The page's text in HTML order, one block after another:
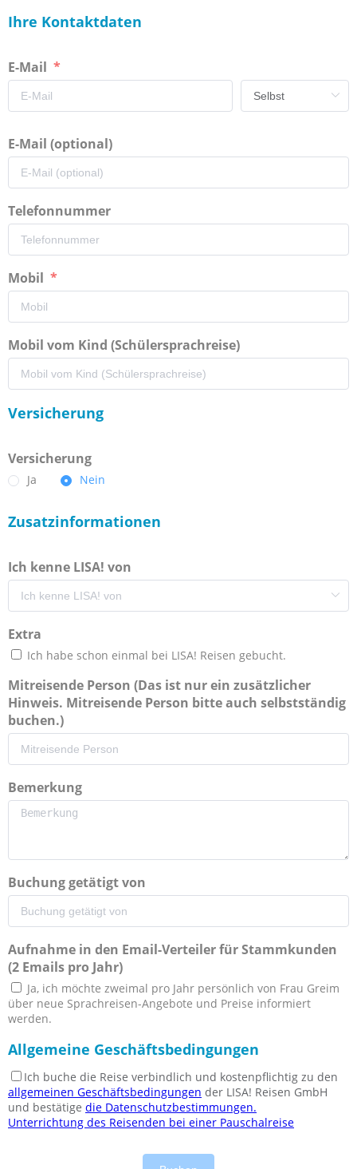
Ihre Kontaktdaten
E-Mail
E-Mail (optional)
Telefonnummer
Mobil
Mobil vom Kind (Schülersprachreise)
Versicherung
Versicherung
Ja Nein
Zusatzinformationen
Ich kenne LISA! von
Extra
Ich habe schon einmal bei LISA! Reisen gebucht.
Mitreisende Person (Das ist nur ein zusätzlicher
Hinweis. Mitreisende Person bitte auch selbstständig
buchen.)
Bemerkung
Buchung getätigt von
Aufnahme in den Email-Verteiler für Stammkunden
(2 Emails pro Jahr)
Ja, ich möchte zweimal pro Jahr persönlich von Frau Greim
über neue Sprachreisen-Angebote und Preise informiert
werden.
Allgemeine Geschäftsbedingungen
Ich buche die Reise verbindlich und kostenpflichtig zu den
allgemeinen Geschäftsbedingungen der LISA! Reisen GmbH
und bestätige die Datenschutzbestimmungen.
Unterrichtung des Reisenden bei einer Pauschalreise